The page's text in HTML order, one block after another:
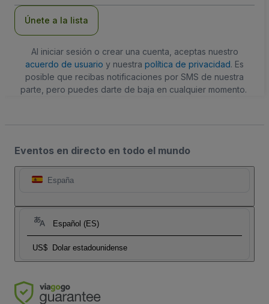
Únete a la lista
Al iniciar sesión o crear una cuenta, aceptas nuestro
acuerdo de usuario y nuestra política de privacidad. Es
posible que recibas notificaciones por SMS de nuestra
parte, pero puedes darte de baja en cualquier momento.
Eventos en directo en todo el mundo
España
Español (ES)
US$ Dolar estadounidense